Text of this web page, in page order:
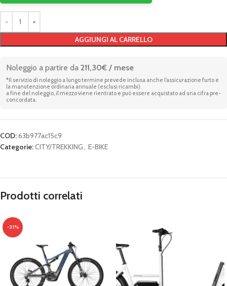
AGGIUNGI AL CARRELLO
Noleggio a partire da 211,30€ / mese
*Il servizio di noleggio a lungo termine prevede inclusa anche l’assicurazione furto e
la manutenzione ordinaria annuale (esclusi ricambi).
a fine del noleggio, il mezzo viene rientrato e può essere acquistato ad una cifra pre-
concordata.
COD:63b977ac15c9
Categorie:CITY/TREKKING, E-BIKE
Prodotti correlati
-31%